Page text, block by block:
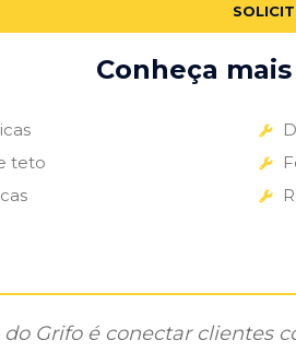
Conheça
teto
Grifo é conectar clientes